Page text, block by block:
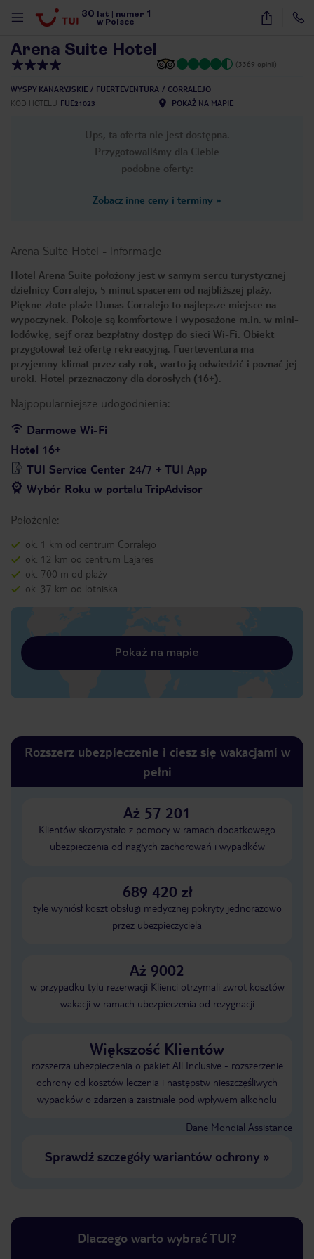
30 lat numer 1
w Polsce
22
Arena Suite Hotel
(3369 opinii)
WYSPY KANARYJSKIE FUERTEVENTURA
CORRALEJO
KOD HOTELU FUE21023 POKAŻ NA MAPIE
Ups, ta oferta nie jest dostępna.
Przygotowaliśmy dla Ciebie
podobne oferty:
Zobacz inne ceny i terminy »
Arena Suite Hotel - informacje
Hotel Arena Suite położony jest w samym sercu turystycznej
dzielnicy Corralejo, 5 minut spacerem od najbliższej plaży.
Piękne złote plaże Dunas Corralejo to najlepsze miejsce na
wypoczynek. Pokoje są komfortowe i wyposażone m.in. w mini-
lodówkę, sejf oraz bezpłatny dostęp do sieci Wi-Fi. Obiekt
przygotował też ofertę rekreacyjną. Fuerteventura ma
przyjemny klimat przez cały rok, warto ją odwiedzić i poznać jej
uroki. Hotel przeznaczony dla dorosłych (16+).
Najpopularniejsze udogodnienia:
Darmowe Wi-Fi
Hotel 16+
TUI Service Center 24/7 + TUI App
Wybór Roku w portalu TripAdvisor
Położenie:
ok. 1 km od centrum Corralejo
ok. 12 km od centrum Lajares
ok. 700 m od plaży
ok. 37 km od lotniska
Pokaż na mapie
Rozszerz ubezpieczenie i ciesz się wakacjami w
pełni
Aż 57 201
Klientów skorzystało z pomocy w ramach dodatkowego
ubezpieczenia od nagłych zachorowań i wypadków
689 420 zł
tyle wyniósł koszt obsługi medycznej pokryty jednorazowo
przez ubezpieczyciela
Aż 9002
w przypadku tylu rezerwacji Klienci otrzymali zwrot kosztów
wakacji w ramach ubezpieczenia od rezygnacji
Większość Klientów
rozszerza ubezpieczenia o pakiet All Inclusive - rozszerzenie
ochrony od kosztów leczenia i następstw nieszczęśliwych
wypadków o zdarzenia zaistniałe pod wpływem alkoholu
Dane Mondial Assistance
Sprawdź szczegóły wariantów ochrony»
Dlaczego warto wybrać TUI?